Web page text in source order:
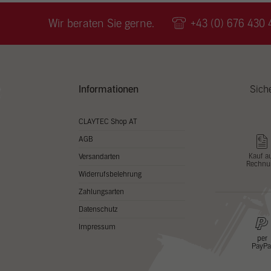
Wir beraten Sie gerne. +43 (0) 676 430
Informationen
CLAYTEC Shop AT
AGB
Versandarten
Widerrufsbelehrung
Zahlungsarten
Datenschutz
Impressum
Kauf
per
PayPal
zu